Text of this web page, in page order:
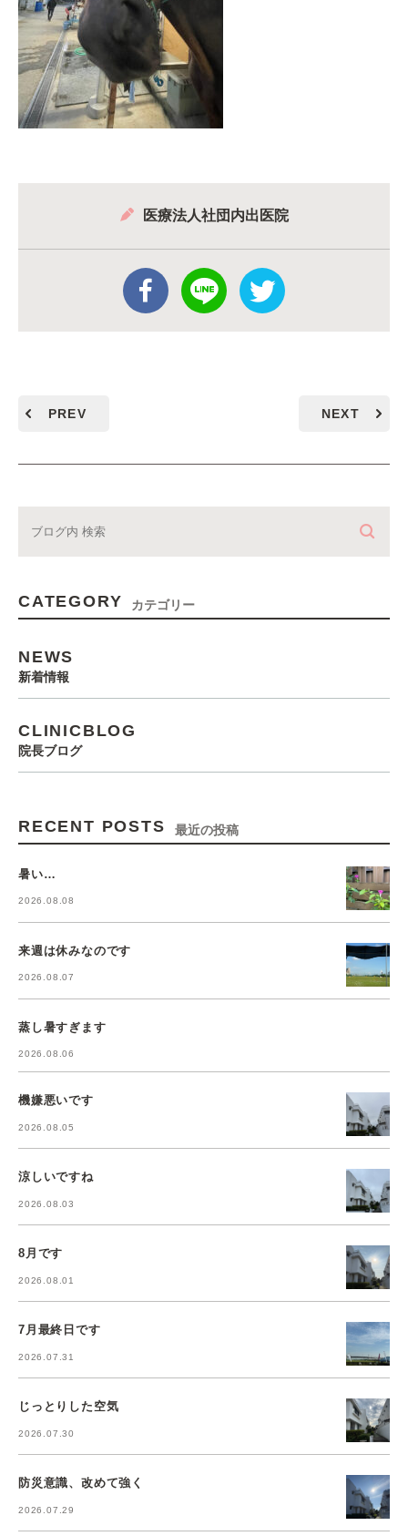
医療法人社団内出医院
PREV NEXT
CATEGORY カテゴリー
NEWS
新着情報
CLINICBLOG
院長ブログ
RECENT POSTS 最近の投稿
暑い…
2026.08.08
来週は休みなのです
2026.08.07
蒸し暑すぎます
2026.08.06
機嫌悪いです
2026.08.05
涼しいですね
2026.08.03
8月です
2026.08.01
7月最終日です
2026.07.31
じっとりした空気
2026.07.30
防災意識、改めて強く
2026.07.29